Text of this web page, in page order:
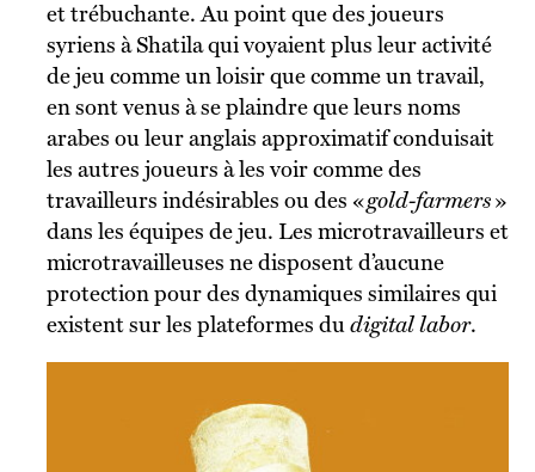
et trébuchante. Au point que des joueurs
syriens à Shatila qui voyaient plus leur activité
de jeu comme un loisir que comme un travail,
en sont venus à se plaindre que leurs noms
arabes ou leur anglais approximatif conduisait
les autres joueurs à les voir comme des
travailleurs indésirables ou des «gold-farmers»
dans les équipes de jeu. Les microtravailleurs et
microtravailleuses ne disposent d’aucune
protection pour des dynamiques similaires qui
existent sur les plateformes dudigital labor.